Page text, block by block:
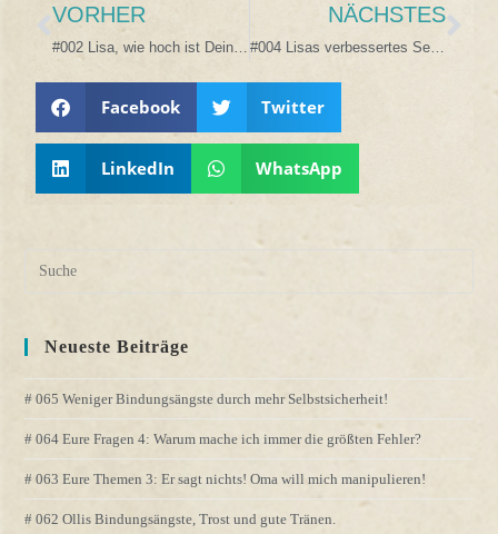
VORHER NÄCHSTES
#004 Lisas verbessertes Selbstwertgefühl. Und ihre „seltsame Familie“!
Facebook Twitter
LinkedIn WhatsApp
Neueste Beiträge
# 065 Weniger Bindungsängste durch mehr Selbstsicherheit!
# 064 Eure Fragen 4: Warum mache ich immer die größten Fehler?
# 063 Eure Themen 3: Er sagt nichts! Oma will mich manipulieren!
# 062 Ollis Bindungsängste, Trost und gute Tränen.